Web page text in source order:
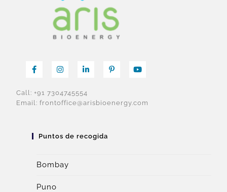
Call: +91 7304745554
Email: frontoffice@arisbioenergy.com
Puntos de recogida
Bombay
Puno